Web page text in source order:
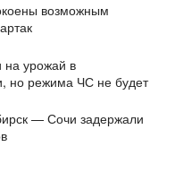
возможным
урожай в
но режима ЧС не будет
— Сочи задержали